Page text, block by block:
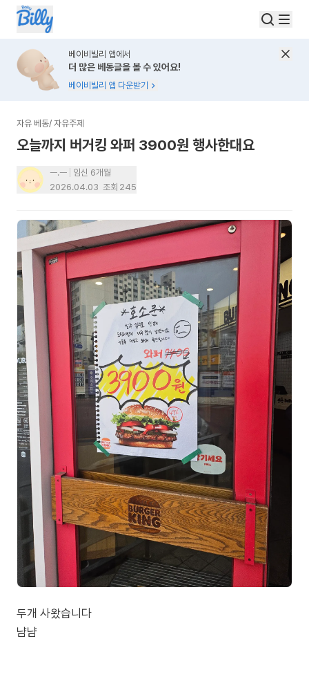
베이비빌리 앱에서
더 많은 베동글을 볼 수 있어요!
베이비빌리 앱 다운받기
자유 베동/ 자유주제
오늘까지 버거킹 와퍼 3900원 행사한대요
ㅡ.ㅡ
임신 6개월
2026.04.03 조회 245
두개 사왔습니다
냠냠